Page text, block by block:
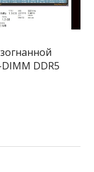
DDR5